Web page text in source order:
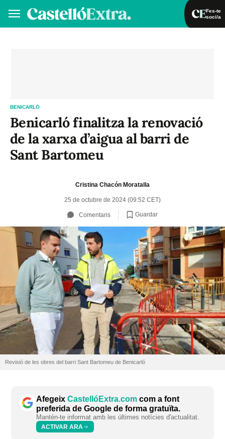
Fes-te
soci/a
BENICARLÓ
Benicarló finalitza la renovació
de la xarxa d’aigua al barri de
Sant Bartomeu
Cristina Chacón Moratalla
25 de octubre de 2024 (09:52 CET)
Comentaris Guardar
Revisió de les obres del barri Sant Bartomeu de Benicarló
Afegeix CastellóExtra.com com a font
preferida de Google de forma gratuïta.
Mantén-te informat amb les últimes notícies d'actualitat.
ACTIVAR ARA